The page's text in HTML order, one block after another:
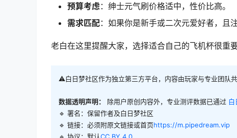
预算考虑 ：绅士元气刷价格适中，性价比高。
需求匹配：如果你是新手或二次元爱好者，且
老白在这里提醒大家，选择适合自己的飞机杯很重
⚠️白日梦社区作为独立第三方平台，内容由玩家与专业团队
数据透明声明： 除用户原创内容外，专业测评数据已通过 白
🔹 署名：保留作者及白日梦社区
🔹 链接：必须附原文链接或首页https://m.pipedream.vip